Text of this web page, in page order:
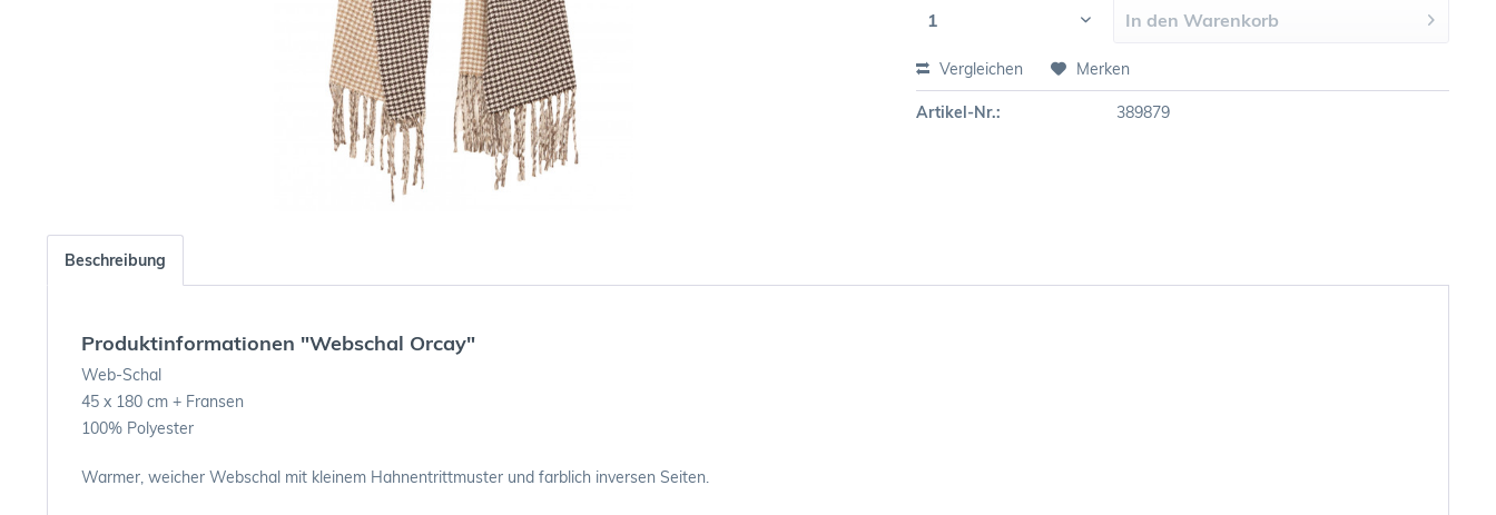
In den Warenkorb
Vergleichen Merken
Artikel-Nr.: 389879
Beschreibung
Produktinformationen "Webschal Orcay"
Web-Schal
45 x 180 cm + Fransen
100% Polyester
Warmer, weicher Webschal mit kleinem Hahnentrittmuster und farblich inversen Seiten.